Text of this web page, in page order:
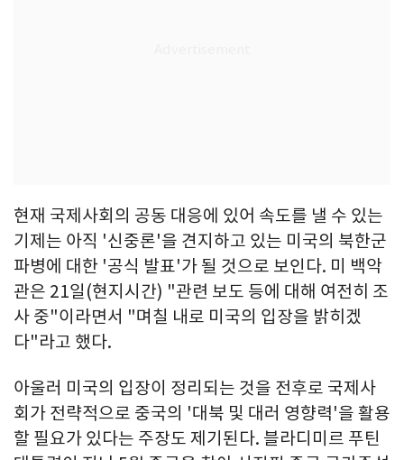
현재 국제사회의 공동 대응에 있어 속도를 낼 수 있는
기제는 아직 '신중론'을 견지하고 있는 미국의 북한군
파병에 대한 '공식 발표'가 될 것으로 보인다. 미 백악
관은 21일(현지시간) "관련 보도 등에 대해 여전히 조
사 중"이라면서 "며칠 내로 미국의 입장을 밝히겠
다"라고 했다.
아울러 미국의 입장이 정리되는 것을 전후로 국제사
회가 전략적으로 중국의 '대북 및 대러 영향력'을 활용
할 필요가 있다는 주장도 제기된다. 블라디미르 푸틴